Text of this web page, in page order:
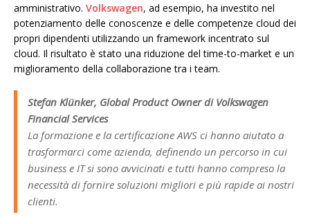
amministrativo. Volkswagen, ad esempio, ha investito nel
potenziamento delle conoscenze e delle competenze cloud dei
propri dipendenti utilizzando un framework incentrato sul
cloud. Il risultato è stato una riduzione del time-to-market e un
miglioramento della collaborazione tra i team.
Stefan Klünker, Global Product Owner di Volkswagen
Financial Services
La formazione e la certificazione AWS ci hanno aiutato a
trasformarci come azienda, definendo un percorso in cui
business e IT si sono avvicinati e tutti hanno compreso la
necessità di fornire soluzioni migliori e più rapide ai nostri
clienti.